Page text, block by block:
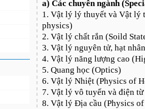
a) Các chuyên ngành
1. Vật lý lý thuyết và Vật lý
physics)
2. Vật lý chất rắn (Soild
3. Vật lý nguyên tử, hạt
4. Vật lý năng lượng cao
5. Quang học (Optics)
6. Vật lý Nhiệt (Physics of
7. Vật lý vô tuyến và điện
8. Vật lý Địa cầu (Physics